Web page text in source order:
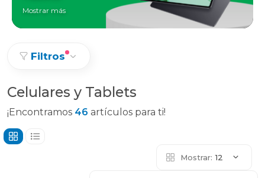
Mostrar más
Filtros
Celulares y Tablets
¡Encontramos 46 artículos para ti!
Mostrar: 12